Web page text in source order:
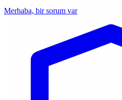
Merhaba, bir sorum var